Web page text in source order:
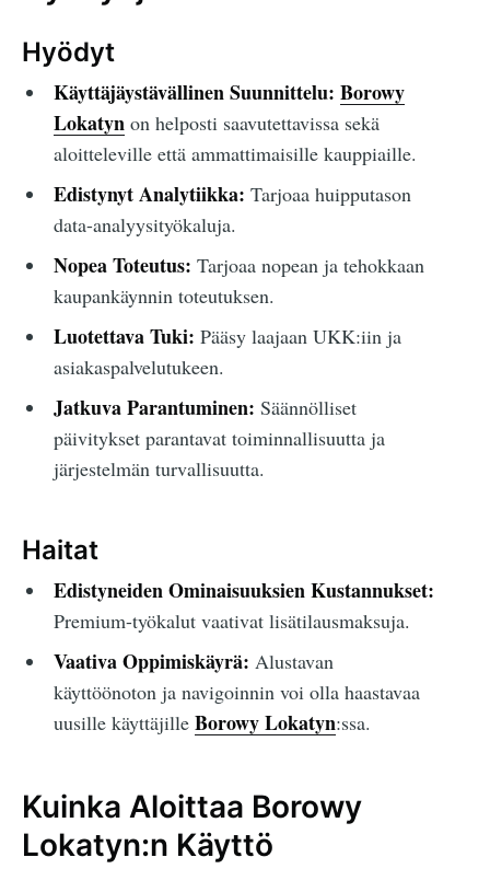
Hyödyt
Käyttäjäystävällinen Suunnittelu: Borowy
Lokatynon helposti saavutettavissa sekä
aloitteleville että ammattimaisille kauppiaille.
Edistynyt Analytiikka: Tarjoaa huipputason
data-analyysityökaluja.
Nopea Toteutus: Tarjoaa nopean ja tehokkaan
kaupankäynnin toteutuksen.
Luotettava Tuki: Pääsy laajaan UKK:iin ja
asiakaspalvelutukeen.
Jatkuva Parantuminen: Säännölliset
päivitykset parantavat toiminnallisuutta ja
järjestelmän turvallisuutta.
Haitat
Edistyneiden Ominaisuuksien Kustannukset:
Premium-työkalut vaativat lisätilausmaksuja.
Vaativa Oppimiskäyrä: Alustavan
käyttöönoton ja navigoinnin voi olla haastavaa
uusille käyttäjille Borowy Lokatyn:ssa.
Kuinka Aloittaa Borowy
Lokatyn:n Käyttö